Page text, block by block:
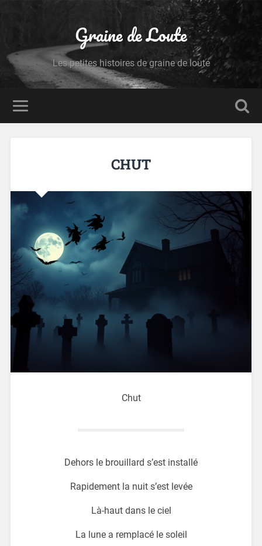
Graine de Loute
Les petites histoires de graine de loute
CHUT
Chut
Dehors le brouillard s’est installé
Rapidement la nuit s’est levée
Là-haut dans le ciel
La lune a remplacé le soleil